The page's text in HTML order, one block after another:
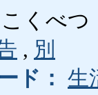
くべつ
, 別
ド： 生